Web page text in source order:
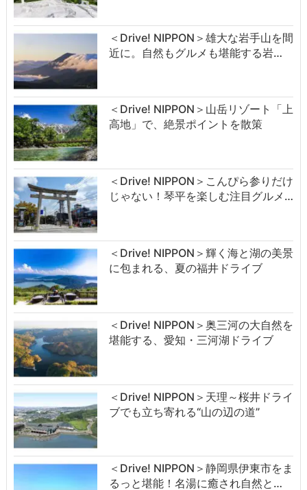
＜Drive! NIPPON＞雄大な岩手山を間
近に。自然もグルメも堪能する岩…
＜Drive! NIPPON＞山岳リゾート「上
高地」で、絶景ポイントを散策
＜Drive! NIPPON＞こんぴら参りだけ
じゃない！琴平を楽しむ注目グルメ…
＜Drive! NIPPON＞輝く海と湖の美景
に包まれる、夏の福井ドライブ
＜Drive! NIPPON＞奥三河の大自然を
堪能する、愛知・三河湖ドライブ
＜Drive! NIPPON＞天理～桜井ドライ
ブでも立ち寄れる“山の辺の道”
＜Drive! NIPPON＞静岡県伊東市をま
るっと堪能！名湯に癒され自然と…